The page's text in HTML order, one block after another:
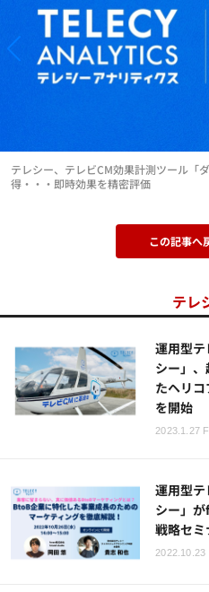
テレシー、テレビCM効果計測ツール「
得・・・即時効果を精密評価
この記事へ
テレ
運用型
シー」
たヘリ
を開始
2023.1.27
運用型
シー」
戦略セ
2022.10.23